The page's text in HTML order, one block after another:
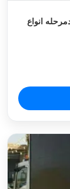
انواع